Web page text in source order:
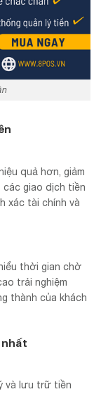
quả hơn, giảm
các giao dịch tiền
xác tài chính và
thời gian chờ
trải nghiệm
thành của khách
và lưu trữ tiền